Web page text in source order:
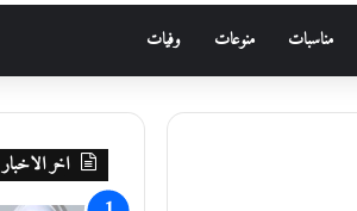
مناسبات منوعات وفيات
اخر الاخبار